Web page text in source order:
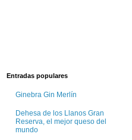
Entradas populares
Ginebra Gin Merlín
Dehesa de los Llanos Gran
Reserva, el mejor queso del
mundo